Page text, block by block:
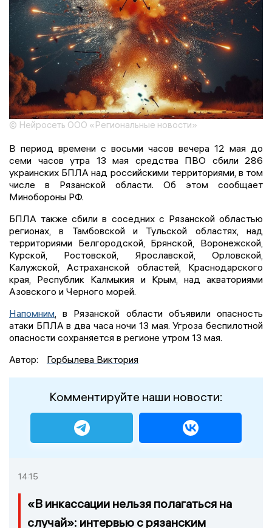
© Нейросеть ООО «Региональные новости»
В период времени с восьми часов вечера 12 мая до
семи часов утра 13 мая средства ПВО сбили 286
украинских БПЛА над российскими территориями, в том
числе в Рязанской области. Об этом сообщает
Минобороны РФ.
БПЛА также сбили в соседних с Рязанской областью
регионах, в Тамбовской и Тульской областях, над
территориями Белгородской, Брянской, Воронежской,
Курской, Ростовской, Ярославской, Орловской,
Калужской, Астраханской областей, Краснодарского
края, Республик Калмыкия и Крым, над акваториями
Азовского и Черного морей.
Напомним, в Рязанской области объявили опасность
атаки БПЛА в два часа ночи 13 мая. Угроза беспилотной
опасности сохраняется в регионе утром 13 мая.
Автор:
Горбылева Виктория
Комментируйте наши новости:
14:15
«В инкассации нельзя полагаться на
случай»: интервью с рязанским